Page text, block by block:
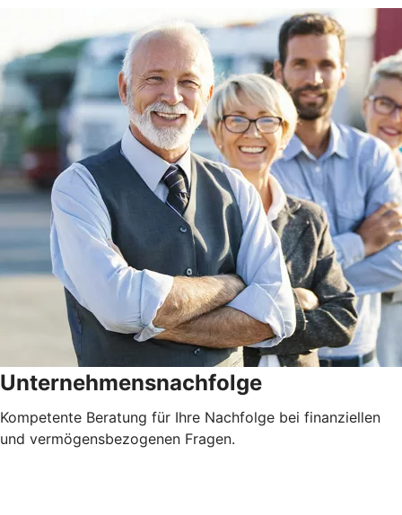
Unternehmensnachfolge
Kompetente Beratung für Ihre Nachfolge bei finanziellen
und vermögensbezogenen Fragen.